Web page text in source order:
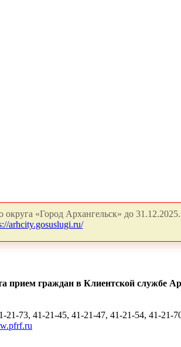
«Город Архангельск» до 31.12.2025.
arhcity.gosuslugi.ru/
граждан в Клиентской службе
73, 41-21-45, 41-21-47, 41-21-54, 41-21-